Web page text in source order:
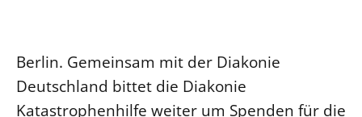
Berlin. Gemeinsam mit der Diakonie
Deutschland bittet die Diakonie
Katastrophenhilfe weiter um Spenden für die
Personalausschuss
LANDESKIRCHENAMT
Glaubensbekenntnis
KLIMASCHUTZ
Nachhaltigkeit
Datenschutz
Kontakt
Barrierefreiheit